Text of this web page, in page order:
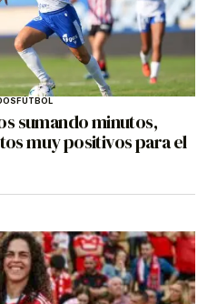
FÚTBOL
sumando minutos,
muy positivos para el